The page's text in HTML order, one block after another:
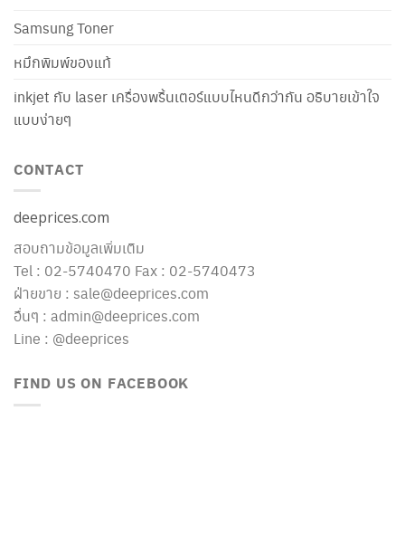
Samsung Toner
หมึกพิมพ์ของแท้
inkjet กับ laser เครื่องพริ้นเตอร์แบบไหนดีกว่ากัน อธิบายเข้าใจ
แบบง่ายๆ
CONTACT
deeprices.com
สอบถามข้อมูลเพิ่มเติม
Tel : 02-5740470 Fax : 02-5740473
ฝ่ายขาย : sale@deeprices.com
อื่นๆ : admin@deeprices.com
Line : @deeprices
FIND US ON FACEBOOK